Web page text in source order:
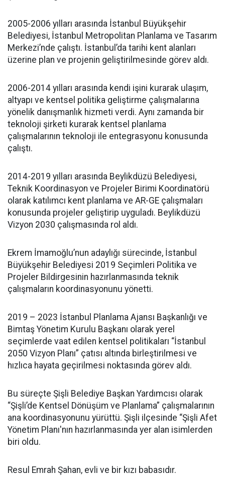
2005-2006 yılları arasında İstanbul Büyükşehir
Belediyesi, İstanbul Metropolitan Planlama ve Tasarım
Merkezi’nde çalıştı. İstanbul’da tarihi kent alanları
üzerine plan ve projenin geliştirilmesinde görev aldı.
2006-2014 yılları arasında kendi işini kurarak ulaşım,
altyapı ve kentsel politika geliştirme çalışmalarına
yönelik danışmanlık hizmeti verdi. Aynı zamanda bir
teknoloji şirketi kurarak kentsel planlama
çalışmalarının teknoloji ile entegrasyonu konusunda
çalıştı.
2014-2019 yılları arasında Beylikdüzü Belediyesi,
Teknik Koordinasyon ve Projeler Birimi Koordinatörü
olarak katılımcı kent planlama ve AR-GE çalışmaları
konusunda projeler geliştirip uyguladı. Beylikdüzü
Vizyon 2030 çalışmasında rol aldı.
Ekrem İmamoğlu’nun adaylığı sürecinde, İstanbul
Büyükşehir Belediyesi 2019 Seçimleri Politika ve
Projeler Bildirgesinin hazırlanmasında teknik
çalışmaların koordinasyonunu yönetti.
2019 – 2023 İstanbul Planlama Ajansı Başkanlığı ve
Bimtaş Yönetim Kurulu Başkanı olarak yerel
seçimlerde vaat edilen kentsel politikaları “İstanbul
2050 Vizyon Planı” çatısı altında birleştirilmesi ve
hızlıca hayata geçirilmesi noktasında görev aldı.
Bu süreçte Şişli Belediye Başkan Yardımcısı olarak
“Şişli’de Kentsel Dönüşüm ve Planlama” çalışmalarının
ana koordinasyonunu yürüttü. Şişli ilçesinde “Şişli Afet
Yönetim Planı'nın hazırlanmasında yer alan isimlerden
biri oldu.
Resul Emrah Şahan, evli ve bir kızı babasıdır.